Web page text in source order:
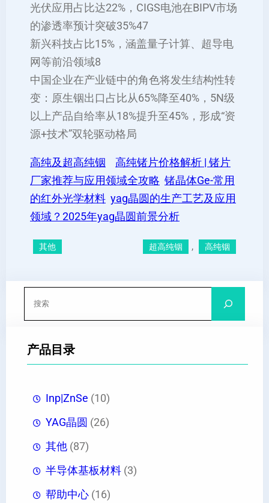
‌光伏应用‌占比达22%，CIGS电池在BIPV市场
的渗透率预计突破35%‌47
‌新兴科技‌占比15%，涵盖量子计算、超导电
网等前沿领域‌8
中国企业在产业链中的角色将发生结构性转
变：原生铟出口占比从65%降至40%，5N级
以上产品自给率从18%提升至45%，形成“资
源+技术”双轮驱动格局‌
高纯及超高纯铟
高纯锗片价格解析 | 锗片
厂家推荐与应用领域全攻略 锗晶体Ge-常用
的红外光学材料 yag晶圆的生产工艺及应用
领域？2025年yag晶圆前景分析
其他 超高纯铟 , 高纯铟
产品目录
Inp|ZnSe (10)
YAG晶圆 (26)
其他 (87)
半导体基板材料 (3)
帮助中心 (16)